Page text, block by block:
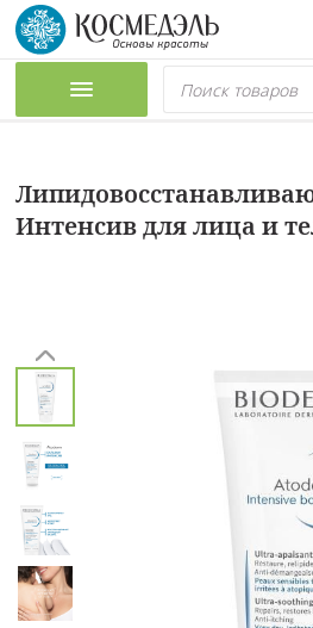
Интенсив для лица и